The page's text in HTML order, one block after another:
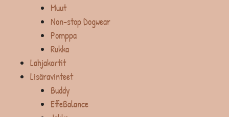
Muut
Non-stop Dogwear
Pomppa
Rukka
Lahjakortit
Lisäravinteet
Buddy
EffeBalance